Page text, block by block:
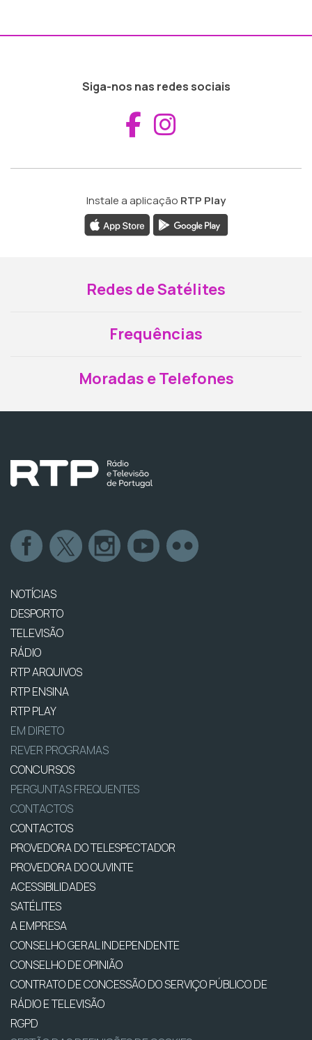
Siga-nos nas redes sociais
Aceder ao
Instale a aplicação RTP Play
Redes de Satélites
Frequências
Moradas e Telefones
NOTÍCIAS
DESPORTO
TELEVISÃO
RÁDIO
RTP ARQUIVOS
RTP ENSINA
RTP PLAY
EM DIRETO
REVER PROGRAMAS
CONCURSOS
PERGUNTAS FREQUENTES
CONTACTOS
CONTACTOS
PROVEDORA DO TELESPECTADOR
PROVEDORA DO OUVINTE
ACESSIBILIDADES
SATÉLITES
A EMPRESA
CONSELHO GERAL INDEPENDENTE
CONSELHO DE OPINIÃO
CONTRATO DE CONCESSÃO DO SERVIÇO PÚBLICO DE
RÁDIO E TELEVISÃO
RGPD